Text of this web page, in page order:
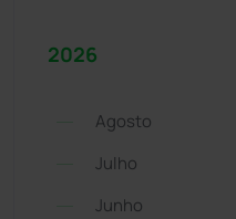
2026
Agosto
Julho
Junho